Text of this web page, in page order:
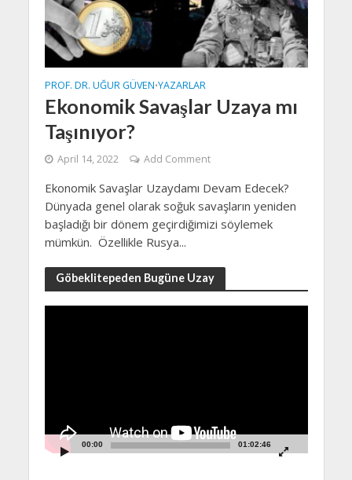
PROF. DR. UĞUR GÜVEN•YAZARLAR
Ekonomik Savaşlar Uzaya mı
Taşınıyor?
April 14, 2022 Add Comment
Ekonomik Savaşlar Uzaydamı Devam Edecek?
Dünyada genel olarak soğuk savaşların yeniden
başladığı bir dönem geçirdiğimizi söylemek
mümkün. Özellikle Rusya...
Göbeklitepeden Bugüne Uzay
00:00 01:02:46